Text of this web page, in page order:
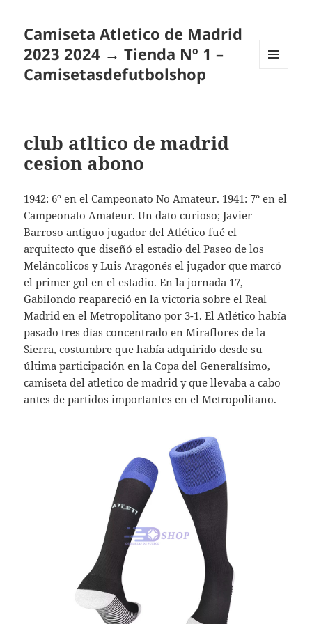
Camiseta Atletico de Madrid
2023 2024 → Tienda Nº 1 –
Camisetasdefutbolshop
club atltico de madrid
cesion abono
1942: 6º en el Campeonato No Amateur. 1941: 7º en el
Campeonato Amateur. Un dato curioso; Javier
Barroso antiguo jugador del Atlético fué el
arquitecto que diseñó el estadio del Paseo de los
Meláncolicos y Luis Aragonés el jugador que marcó
el primer gol en el estadio. En la jornada 17,
Gabilondo reapareció en la victoria sobre el Real
Madrid en el Metropolitano por 3-1. El Atlético había
pasado tres días concentrado en Miraflores de la
Sierra, costumbre que había adquirido desde su
última participación en la Copa del Generalísimo,
camiseta del atletico de madrid y que llevaba a cabo
antes de partidos importantes en el Metropolitano.